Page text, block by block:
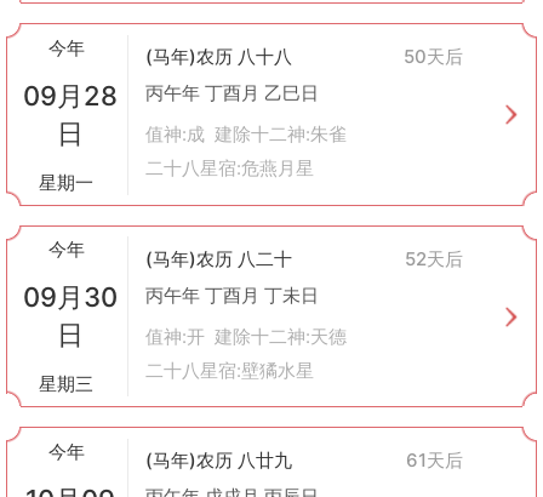
今年
09月28
日
星期一
(马年)农历 八十八
50天后
丙午年 丁酉月 乙巳日
值神:成 建除十二神:朱雀
二十八星宿:危燕月星
今年
09月30
日
星期三
(马年)农历 八二十
52天后
丙午年 丁酉月 丁未日
值神:开 建除十二神:天德
二十八星宿:壁獝水星
今年 (马年)农历 八廿九
61天后